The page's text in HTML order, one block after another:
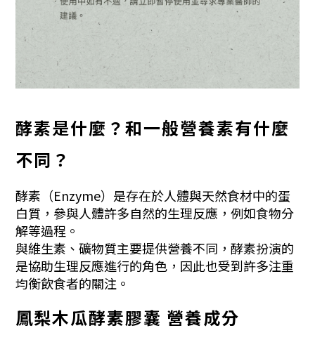
酵素是什麼？和一般營養素有什麼
不同？
酵素（Enzyme）是存在於人體與天然食材中的蛋
白質，參與人體許多自然的生理反應，例如食物分
解等過程。
與維生素、礦物質主要提供營養不同，酵素扮演的
是協助生理反應進行的角色，因此也受到許多注重
均衡飲食者的關注。
鳳梨木瓜酵素膠囊 營養成分